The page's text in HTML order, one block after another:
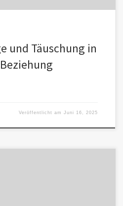
und Täuschung in
Veröffentlicht amJuni 16, 2025